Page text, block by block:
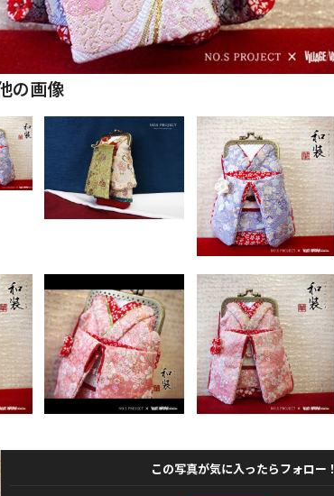
の画像
この写真が気に入ったらフォロー！